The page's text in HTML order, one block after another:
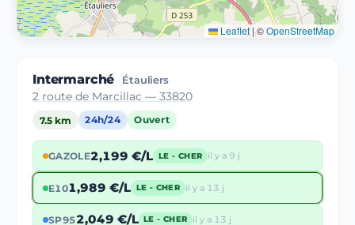
Leaflet |©OpenStreetMap
Intermarché Étauliers
2 route de Marcillac — 33820
7.5 km 24h/24 Ouvert
GAZOLE2,199 €/L LE - CHER il y a 9 j
E101,989 €/L LE - CHER il y a 13 j
SP952,049 €/L LE - CHER il y a 13 j